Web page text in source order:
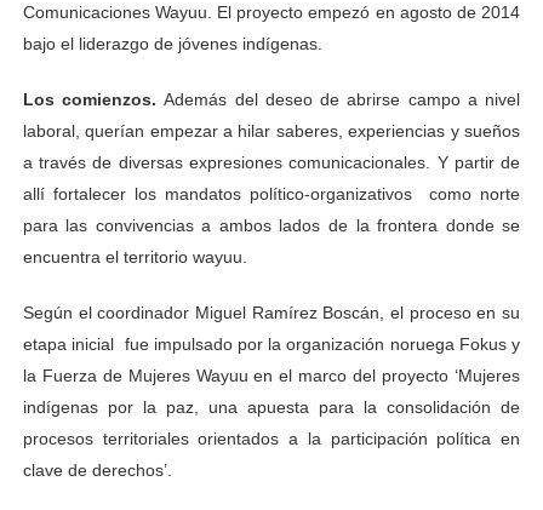
Comunicaciones Wayuu. El proyecto empezó en agosto de 2014
bajo el liderazgo de jóvenes indígenas.
Los comienzos. Además del deseo de abrirse campo a nivel
laboral, querían empezar a hilar saberes, experiencias y sueños
a través de diversas expresiones comunicacionales. Y partir de
allí fortalecer los mandatos político-organizativos como norte
para las convivencias a ambos lados de la frontera donde se
encuentra el territorio wayuu.
Según el coordinador Miguel Ramírez Boscán, el proceso en su
etapa inicial fue impulsado por la organización noruega Fokus y
la Fuerza de Mujeres Wayuu en el marco del proyecto ‘Mujeres
indígenas por la paz, una apuesta para la consolidación de
procesos territoriales orientados a la participación política en
clave de derechos’.